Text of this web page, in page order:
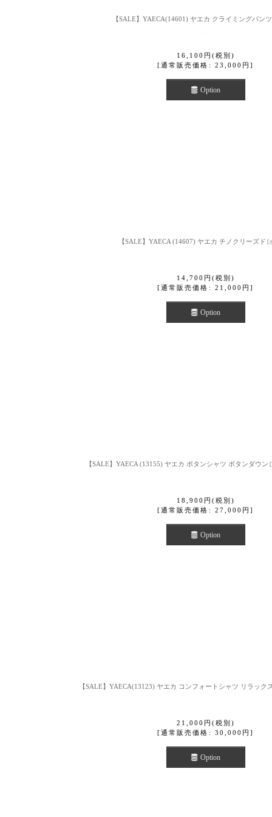
【SALE】YAECA(14601) ヤエカ クライミングパンツ
16,100 円 (税別)
[通常販売価格 : 23,000 円 ]
Option
【SALE】YAECA (14607) ヤエカ チノクリーズド [
14,700 円 (税別)
[通常販売価格 : 21,000 円 ]
Option
【SALE】YAECA (13155) ヤエカ ボタンシャツ ボタンダウン [
18,900 円 (税別)
[通常販売価格 : 27,000 円 ]
Option
【SALE】YAECA(13123) ヤエカ コンフォートシャツ リラック
21,000 円 (税別)
[通常販売価格 : 30,000 円 ]
Option